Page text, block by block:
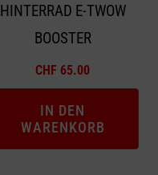
HINTERRAD E-TWOW
BOOSTER
CHF 65.00
IN DEN
WARENKORB